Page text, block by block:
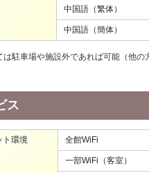
中国語（繁体）
中国語（簡体）
駐車場や施設外であれば可能（他の
ス
ト環境 全館WiFi
一部WiFi（客室）